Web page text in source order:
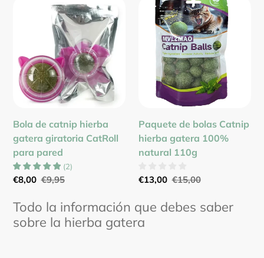
gatera
giratoria
CatRoll
para
Bola de catnip hierba
gatera giratoria CatRoll
para pared
(2)
Precio
venta
€8,00 Precio
€9,95
Paquete
bolas
Catnip
hierba
gatera
100%
natural
Paquete de bolas Catnip
hierba gatera 100%
natural 110g
Precio
venta
€13,00 Precio
€15,00
Todo la información que debes saber
sobre la hierba gatera